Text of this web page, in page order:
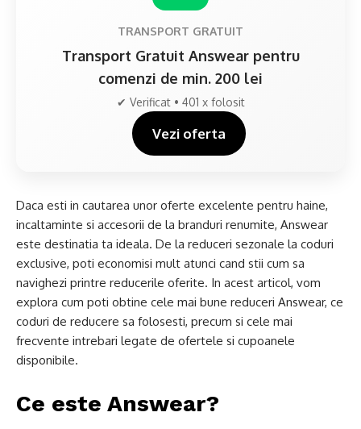
TRANSPORT GRATUIT
Transport Gratuit Answear pentru
comenzi de min. 200 lei
✔ Verificat • 401 x folosit
Vezi oferta
Daca esti in cautarea unor oferte excelente pentru haine,
incaltaminte si accesorii de la branduri renumite, Answear
este destinatia ta ideala. De la reduceri sezonale la coduri
exclusive, poti economisi mult atunci cand stii cum sa
navighezi printre reducerile oferite. In acest articol, vom
explora cum poti obtine cele mai bune reduceri Answear, ce
coduri de reducere sa folosesti, precum si cele mai
frecvente intrebari legate de ofertele si cupoanele
disponibile.
Ce este Answear?